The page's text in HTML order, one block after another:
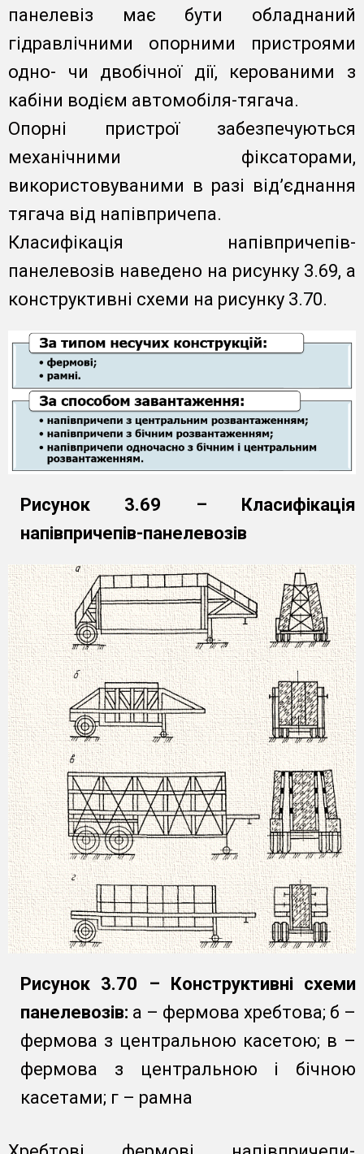
панелевіз має бути обладнаний
гідравлічними опорними пристроями
одно- чи двобічної дії, керованими з
кабіни водієм автомобіля-тягача.
Опорні пристрої забезпечуються
механічними фіксаторами,
використовуваними в разі від’єднання
тягача від напівпричепа.
Класифікація напівпричепів-
панелевозів наведено на рисунку 3.69, а
конструктивні схеми на рисунку 3.70.
Рисунок 3.69 – Класифікація
напівпричепів-панелевозів
Рисунок 3.70 – Конструктивні схеми
панелевозів: а – фермова хребтова; б –
фермова з центральною касетою; в –
фермова з центральною і бічною
касетами; г – рамна